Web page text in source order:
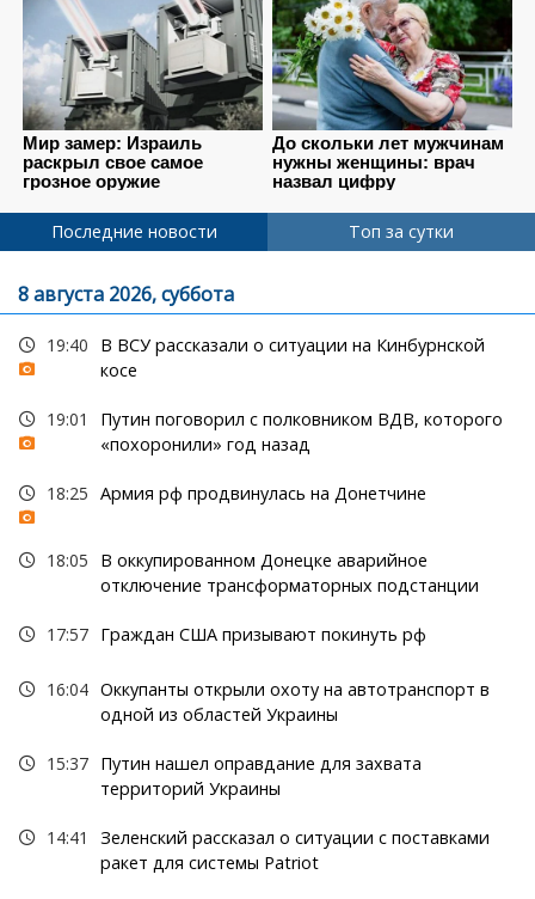
Последние новости Топ за сутки
8 августа 2026, суббота
19:40
В ВСУ рассказали о ситуации на Кинбурнской
косе
19:01
Путин поговорил с полковником ВДВ, которого
«похоронили» год назад
18:25 Армия рф продвинулась на Донетчине
18:05
В оккупированном Донецке аварийное
отключение трансформаторных подстанции
17:57 Граждан США призывают покинуть рф
16:04 Оккупанты открыли охоту на автотранспорт в
одной из областей Украины
15:37 Путин нашел оправдание для захвата
территорий Украины
14:41
Зеленский рассказал о ситуации с поставками
ракет для системы Patriot